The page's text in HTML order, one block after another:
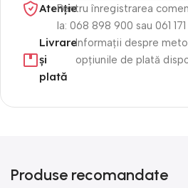
Atenție​Pentru înregistrarea
la: 068 898 900 sau 061 171
Livrare
și
plată
Informații despre
opțiunile de plată
Produse recomandate